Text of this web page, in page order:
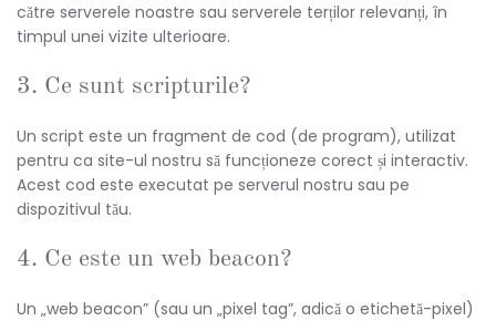
către serverele noastre sau serverele terților relevanți, în
timpul unei vizite ulterioare.
3. Ce sunt scripturile?
Un script este un fragment de cod (de program), utilizat
pentru ca site-ul nostru să funcționeze corect și interactiv.
Acest cod este executat pe serverul nostru sau pe
dispozitivul tău.
4. Ce este un web beacon?
Un „web beacon” (sau un „pixel tag”, adică o etichetă-pixel)